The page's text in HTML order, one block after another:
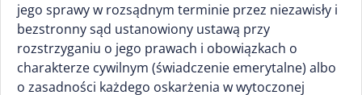
jego sprawy w rozsądnym terminie przez niezawisły i
bezstronny sąd ustanowiony ustawą przy
rozstrzyganiu o jego prawach i obowiązkach o
charakterze cywilnym (świadczenie emerytalne) albo
o zasadności każdego oskarżenia w wytoczonej